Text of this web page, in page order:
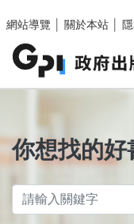
網站導覽
關於本站
你想找的好